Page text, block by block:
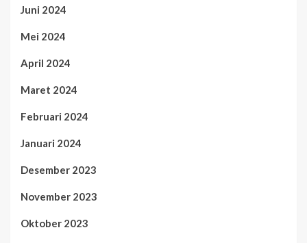
Juni 2024
Mei 2024
April 2024
Maret 2024
Februari 2024
Januari 2024
Desember 2023
November 2023
Oktober 2023